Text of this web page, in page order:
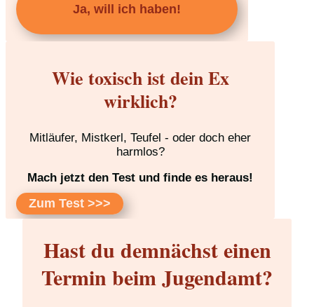
Ja, will ich haben!
Wie toxisch ist dein Ex
wirklich?
Mitläufer, Mistkerl, Teufel - oder doch eher
harmlos?
Mach jetzt den Test und finde es heraus!
Zum Test >>>
Hast du demnächst einen
Termin beim Jugendamt?